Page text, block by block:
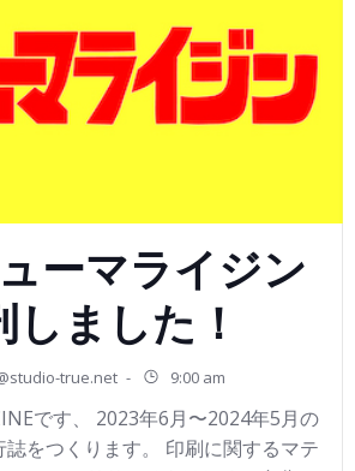
ーマライジン
しました！
true.net - 9:00 am
です、 2023年6月〜2024年5月の
をつくります。 印刷に関するマテ